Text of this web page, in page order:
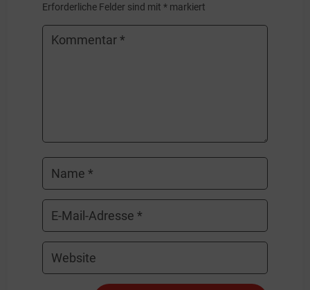
Erforderliche Felder sind mit* markiert